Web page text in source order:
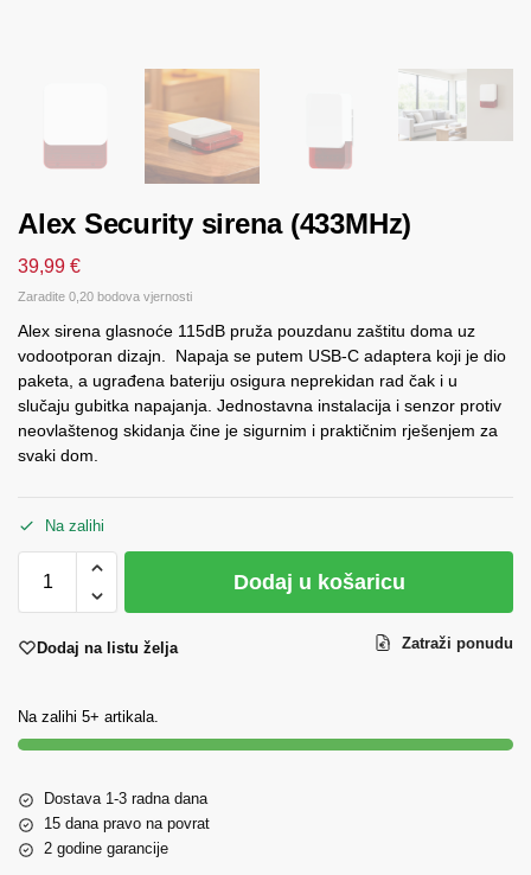
Alex Security sirena (433MHz)
39,99 €
Zaradite 0,20 bodova vjernosti
Alex sirena glasnoće 115dB pruža pouzdanu zaštitu doma uz
vodootporan dizajn. Napaja se putem USB-C adaptera koji je dio
paketa, a ugrađena bateriju osigura neprekidan rad čak i u
slučaju gubitka napajanja. Jednostavna instalacija i senzor protiv
neovlaštenog skidanja čine je sigurnim i praktičnim rješenjem za
svaki dom.
Na zalihi
Dodaj u košaricu
Zatraži ponudu
Dodaj na listu želja
Na zalihi 5+ artikala.
Dostava 1-3 radna dana
15 dana pravo na povrat
2 godine garancije